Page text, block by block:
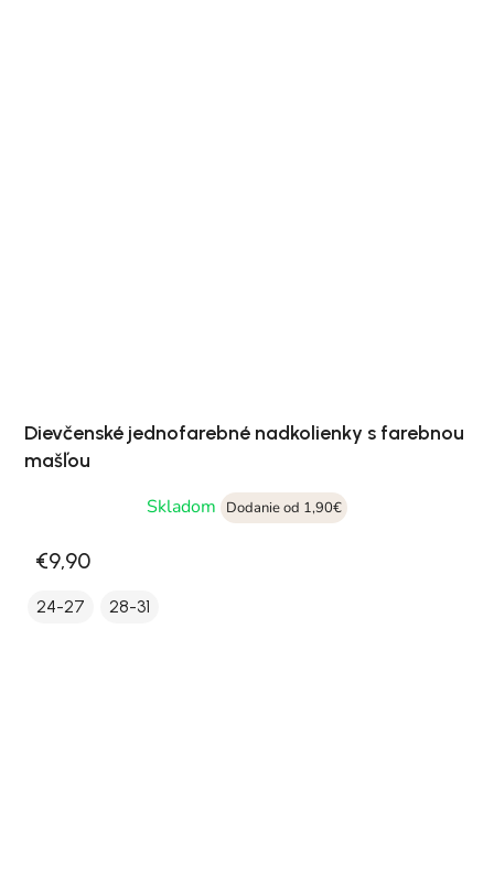
Dievčenské jednofarebné nadkolienky s farebnou
mašľou
Skladom
Dodanie od 1,90€
€9,90
24-27 28-31